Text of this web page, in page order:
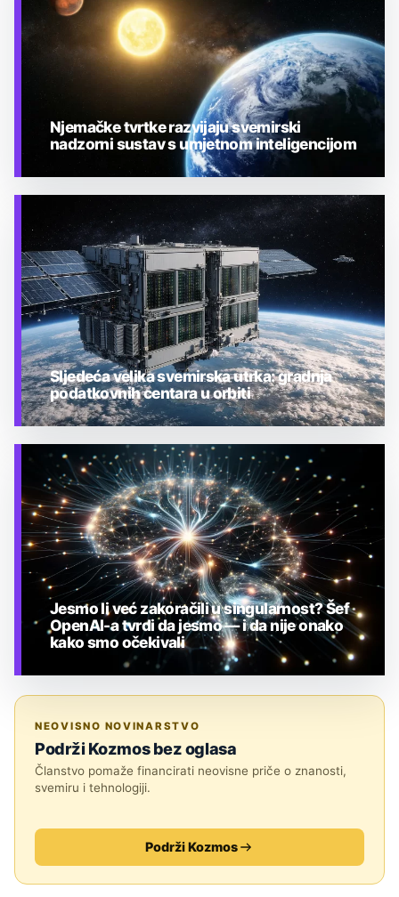
TEHNOLOGIJA
Njemačke tvrtke razvijaju svemirski
nadzorni sustav s umjetnom inteligencijom
TEHNOLOGIJA
Sljedeća velika svemirska utrka: gradnja
podatkovnih centara u orbiti
Jesmo li već zakoračili u singularnost? Šef
OpenAI-a tvrdi da jesmo — i da nije onako
kako smo očekivali
NEOVISNO NOVINARSTVO
Podrži Kozmos bez oglasa
Članstvo pomaže financirati neovisne priče o znanosti,
svemiru i tehnologiji.
Podrži Kozmos